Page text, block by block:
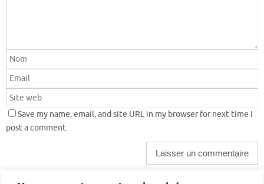
Save my name, email, and site URL in my browser for next time I
post a comment.